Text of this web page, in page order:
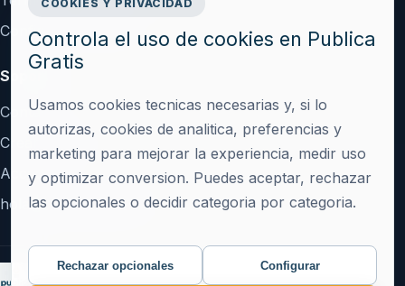
Configurar cookies
Soporte
Contacto
Crear cuenta
Acceder
hola@publicagratis.es
COOKIES Y PRIVACIDAD
Controla el uso de cookies en Publica
Gratis
Usamos cookies tecnicas necesarias y, si lo
autorizas, cookies de analitica, preferencias y
marketing para mejorar la experiencia, medir uso
y optimizar conversion. Puedes aceptar, rechazar
las opcionales o decidir categoria por categoria.
Rechazar opcionales Configurar